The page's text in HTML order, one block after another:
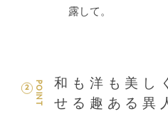
露して。
POINT
2
和も洋も美し
せる趣ある異